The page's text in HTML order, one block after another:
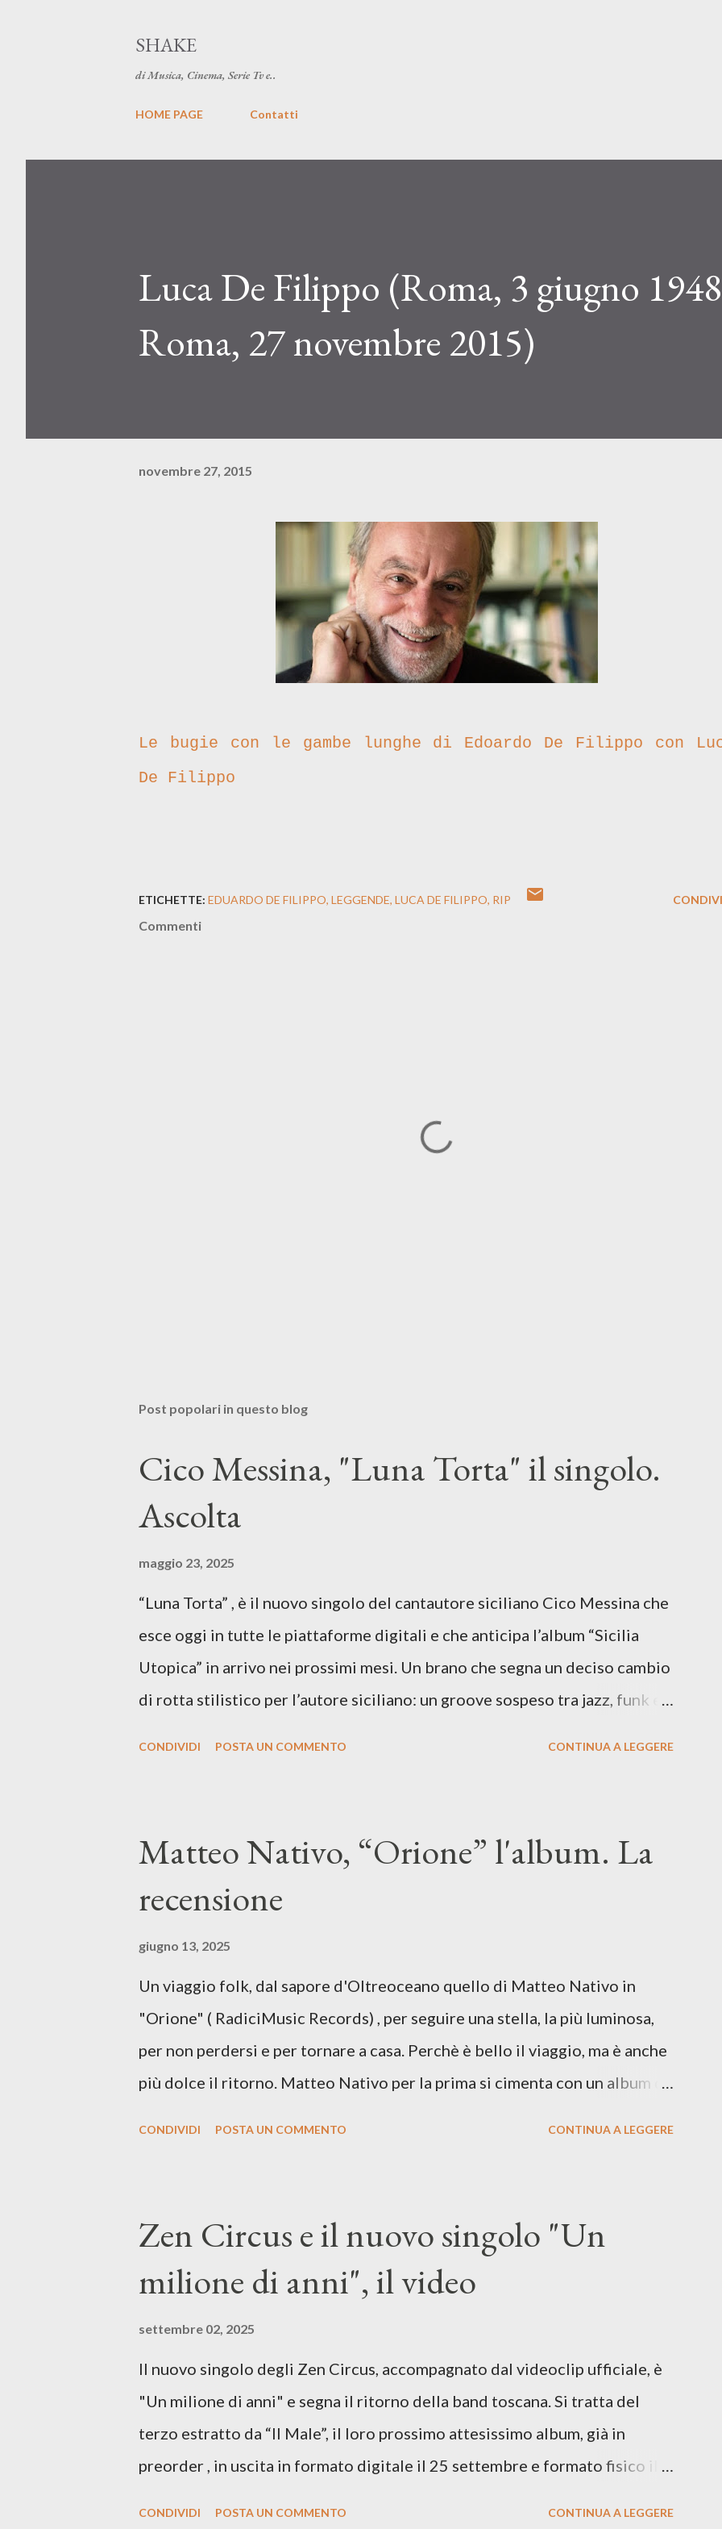
SHAKE
di Musica, Cinema, Serie Tv e..
HOME PAGE Contatti
Luca De Filippo (Roma, 3 giugno
Roma, 27 novembre 2015)
novembre 27, 2015
Le bugie con le gambe lunghe di Edoardo De Filippo con
De Filippo
ETICHETTE: EDUARDO DE FILIPPO LEGGENDE LUCA DE FILIPPO RIP
Commenti
Post popolari in questo blog
Cico Messina, "Luna Torta" il singolo.
Ascolta
maggio 23, 2025
“Luna Torta” , è il nuovo singolo del cantautore siciliano Cico Messina che
esce oggi in tutte le piattaforme digitali e che anticipa l’album “Sicilia
Utopica” in arrivo nei prossimi mesi. Un brano che segna un deciso cambio
di rotta stilistico per l’autore siciliano: un groove sospeso tra jazz, funk e
segnato da guerre, disorientamento e tensioni globali. La canzone
racconta la difficoltà di creare, e perfino di esistere, sotto il peso della
vivere e nel suonare, nel trovare respiro anche quando l’aria sembra farsi
più densa. Il brano è anche una dichiarazione d’intenti: Cico Messina apre
il suo nuovo percorso artistico con una composizi...
CONDIVIDI POSTA UN COMMENTO CONTINUA A LEGGERE
Matteo Nativo, “Orione” l'album. La
recensione
giugno 13, 2025
Un viaggio folk, dal sapore d'Oltreoceano quello di Matteo Nativo in
"Orione" ( RadiciMusic Records) , per seguire una stella, la più luminosa,
per non perdersi e per tornare a casa. Perchè è bello il viaggio, ma è anche
più dolce il ritorno. Matteo Nativo per la prima si cimenta con un album di
voce della cantautrice Silvia Conti. Perdersi. Dicevamo. Ed è da qui che il
nostro inizia questo concept musicale, con " Che ora è" , raccontando la
opprime, giusta condizione di sopraffazione: "Non so che ora è, che
giorno è, di questa estate che...". E' raro fare uscire come singolo una
cover, ma...
CONDIVIDI POSTA UN COMMENTO CONTINUA A LEGGERE
Zen Circus e il nuovo singolo "Un
milione di anni", il video
settembre 02, 2025
Il nuovo singolo degli Zen Circus, accompagnato dal videoclip ufficiale, è
"Un milione di anni" e segna il ritorno della band toscana. Si tratta del
terzo estratto da “Il Male”, il loro prossimo attesissimo album, già in
preorder , in uscita in formato digitale il 25 settembre e formato fisico il
CONDIVIDI POSTA UN COMMENTO CONTINUA A LEGGERE